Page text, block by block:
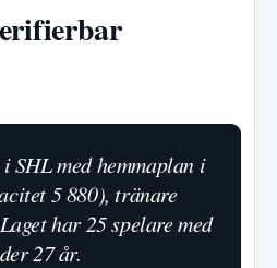
SHL med hemmaplan i
5 880), tränare
har 25 spelare med
27 år.